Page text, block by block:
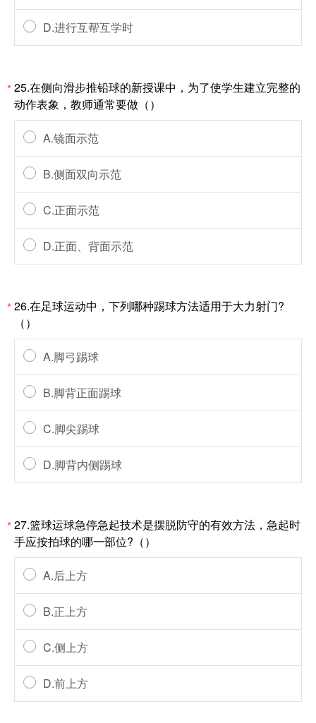
D.进行互帮互学时
*25.在侧向滑步推铅球的新授课中，为了使学生建立完整的
动作表象，教师通常要做（）
A.镜面示范
B.侧面双向示范
C.正面示范
D.正面、背面示范
*26.在足球运动中，下列哪种踢球方法适用于大力射门?
（）
A.脚弓踢球
B.脚背正面踢球
C.脚尖踢球
D.脚背内侧踢球
*27.篮球运球急停急起技术是摆脱防守的有效方法，急起时
手应按拍球的哪一部位?（）
A.后上方
B.正上方
C.侧上方
D.前上方